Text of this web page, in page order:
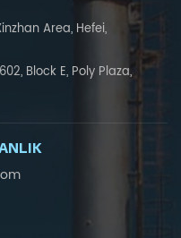
Area, Hefei,
Block E, Poly Plaza,